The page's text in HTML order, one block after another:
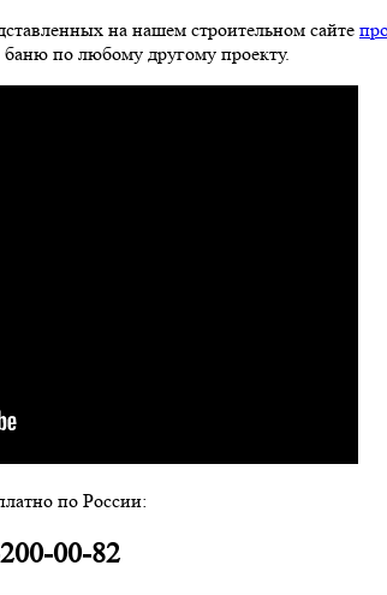
на нашем строительном сайте
по любому другому проекту.
по России:
00-82